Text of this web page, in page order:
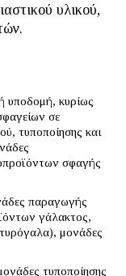
υλικού,
υποδομή, κυρίως
σε
τυποποίησης και
σφαγής
παραγωγής
γάλακτος,
μονάδες
τυποποίησης